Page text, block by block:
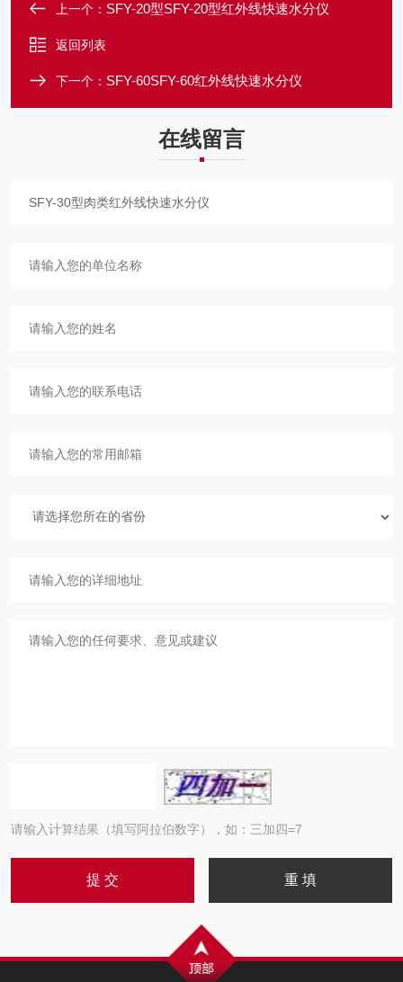
上一个： SFY-20型SFY-20型红外线快速水分仪
返回列表
下一个： SFY-60SFY-60红外线快速水分仪
在线留言
请输入计算结果（填写阿拉伯数字），如：三加四=7